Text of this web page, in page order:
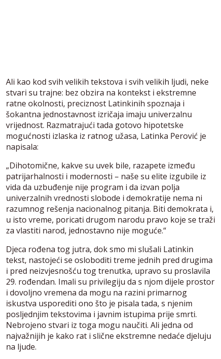
Ali kao kod svih velikih tekstova i svih velikih ljudi, neke
stvari su trajne: bez obzira na kontekst i ekstremne
ratne okolnosti, preciznost Latinkinih spoznaja i
šokantna jednostavnost izričaja imaju univerzalnu
vrijednost. Razmatrajući tada gotovo hipotetske
mogućnosti izlaska iz ratnog užasa, Latinka Perović je
napisala:
„Dihotomične, kakve su uvek bile, razapete između
patrijarhalnosti i modernosti – naše su elite izgubile iz
vida da uzbuđenje nije program i da izvan polja
univerzalnih vrednosti slobode i demokratije nema ni
razumnog rešenja nacionalnog pitanja. Biti demokrata i,
u isto vreme, poricati drugom narodu pravo koje se traži
za vlastiti narod, jednostavno nije moguće.“
Djeca rođena tog jutra, dok smo mi slušali Latinkin
tekst, nastojeći se osloboditi treme jednih pred drugima
i pred neizvjesnošću tog trenutka, upravo su proslavila
29. rođendan. Imali su privilegiju da s njom dijele prostor
i dovoljno vremena da mogu na razini primarnog
iskustva usporediti ono što je pisala tada, s njenim
posljednjim tekstovima i javnim istupima prije smrti.
Nebrojeno stvari iz toga mogu naučiti. Ali jedna od
najvažnijih je kako rat i slične ekstremne nedaće djeluju
na ljude.